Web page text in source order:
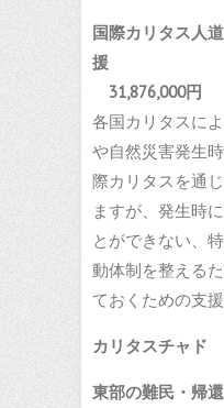
国際カリタス人
31,876,000円
各国カリタスに
や自然災害発生
際カリタスを通
ますが、発生時
とができない、
動体制を整える
ておくための支援
カリタスチャド
東部の難民・帰